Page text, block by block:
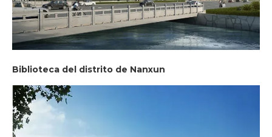
Biblioteca del distrito de Nanxun